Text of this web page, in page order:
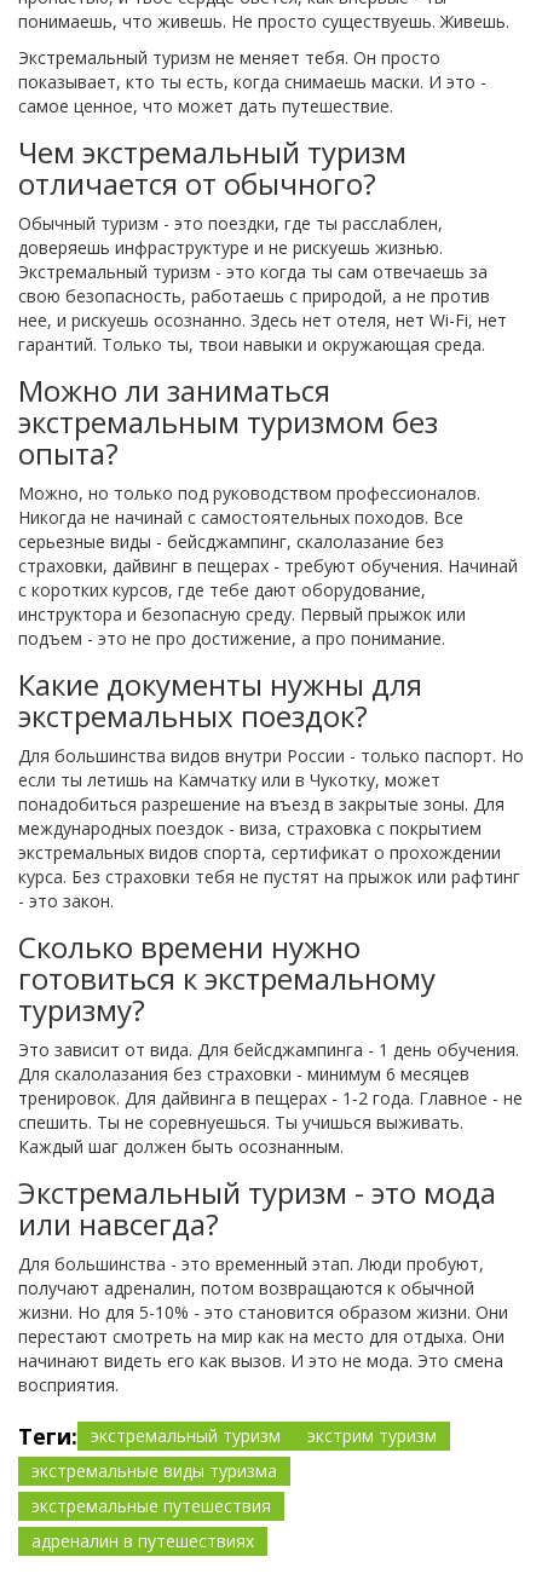
понимаешь, что живешь. Не просто существуешь. Живешь.
Экстремальный туризм не меняет тебя. Он просто
показывает, кто ты есть, когда снимаешь маски. И это -
самое ценное, что может дать путешествие.
Чем экстремальный туризм
отличается от обычного?
Обычный туризм - это поездки, где ты расслаблен,
доверяешь инфраструктуре и не рискуешь жизнью.
Экстремальный туризм - это когда ты сам отвечаешь за
свою безопасность, работаешь с природой, а не против
нее, и рискуешь осознанно. Здесь нет отеля, нет Wi-Fi, нет
гарантий. Только ты, твои навыки и окружающая среда.
Можно ли заниматься
экстремальным туризмом без
опыта?
Можно, но только под руководством профессионалов.
Никогда не начинай с самостоятельных походов. Все
серьезные виды - бейсджампинг, скалолазание без
страховки, дайвинг в пещерах - требуют обучения. Начинай
с коротких курсов, где тебе дают оборудование,
инструктора и безопасную среду. Первый прыжок или
подъем - это не про достижение, а про понимание.
Какие документы нужны для
экстремальных поездок?
Для большинства видов внутри России - только паспорт. Но
если ты летишь на Камчатку или в Чукотку, может
понадобиться разрешение на въезд в закрытые зоны. Для
международных поездок - виза, страховка с покрытием
экстремальных видов спорта, сертификат о прохождении
курса. Без страховки тебя не пустят на прыжок или рафтинг
- это закон.
Сколько времени нужно
готовиться к экстремальному
туризму?
Это зависит от вида. Для бейсджампинга - 1 день обучения.
Для скалолазания без страховки - минимум 6 месяцев
тренировок. Для дайвинга в пещерах - 1-2 года. Главное - не
спешить. Ты не соревнуешься. Ты учишься выживать.
Каждый шаг должен быть осознанным.
Экстремальный туризм - это мода
или навсегда?
Для большинства - это временный этап. Люди пробуют,
получают адреналин, потом возвращаются к обычной
жизни. Но для 5-10% - это становится образом жизни. Они
перестают смотреть на мир как на место для отдыха. Они
начинают видеть его как вызов. И это не мода. Это смена
восприятия.
Теги: экстремальный туризм
экстрим туризм
экстремальные виды туризма
экстремальные путешествия
адреналин в путешествиях